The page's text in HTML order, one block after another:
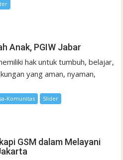
Anak, PGIW Jabar
hak untuk tumbuh, belajar,
yang aman, nyaman,
Komunitas Slider
GSM dalam Melayani